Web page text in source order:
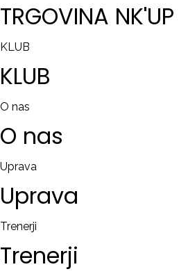
TRGOVINA NK'UP
KLUB
KLUB
O nas
O nas
Uprava
Uprava
Trenerji
Trenerji